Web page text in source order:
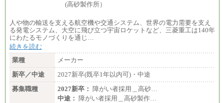
人や物の輸送を支える航空機や交通システム、世界の電力需要を支え
る発電システム、大空に飛び立つ宇宙ロケットなど、三菱重工は140年
にわたるモノづくりを通じ…
続きを読む
業種
メーカー
新卒／中途
2027新卒(既卒1年以内可)・中途
募集職種
2027新卒： 障がい者採用＿高砂…
中途： 障がい者採用＿高砂製作…